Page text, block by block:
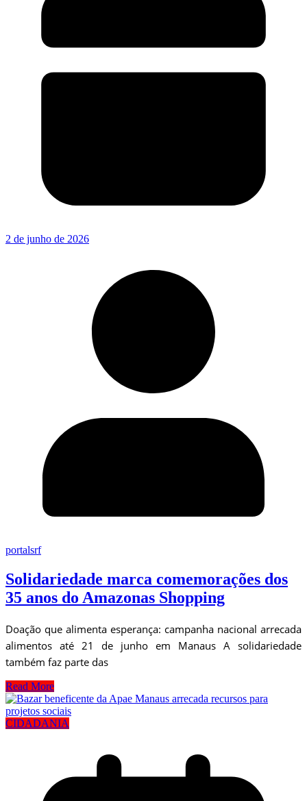
2 de junho de 2026
portalsrf
Solidariedade marca comemorações dos
35 anos do Amazonas Shopping
Doação que alimenta esperança: campanha nacional arrecada
alimentos até 21 de junho em Manaus A solidariedade
também faz parte das
Read More
CIDADANIA